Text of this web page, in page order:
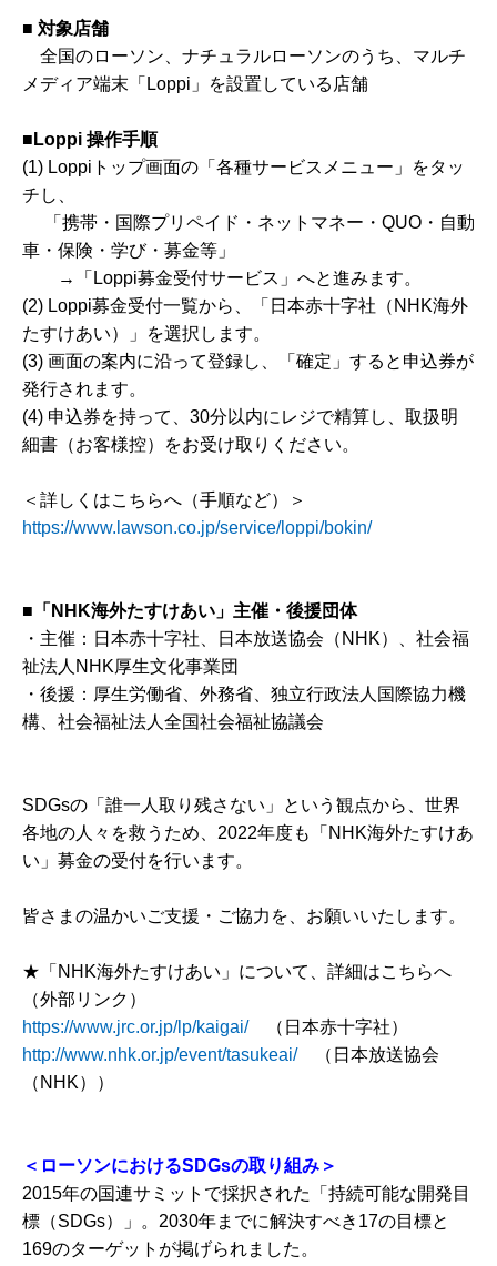
■ 対象店舗
全国のローソン、ナチュラルローソンのうち、マルチ
メディア端末「Loppi」を設置している店舗
■Loppi 操作手順
(1) Loppiトップ画面の「各種サービスメニュー」をタッ
チし、
「携帯・国際プリペイド・ネットマネー・QUO・自動
車・保険・学び・募金等」
→「Loppi募金受付サービス」へと進みます。
(2) Loppi募金受付一覧から、「日本赤十字社（NHK海外
たすけあい）」を選択します。
(3) 画面の案内に沿って登録し、「確定」すると申込券が
発行されます。
(4) 申込券を持って、30分以内にレジで精算し、取扱明
細書（お客様控）をお受け取りください。
＜詳しくはこちらへ（手順など）＞
https://www.lawson.co.jp/service/loppi/bokin/
■「NHK海外たすけあい」主催・後援団体
・主催：日本赤十字社、日本放送協会（NHK）、社会福
祉法人NHK厚生文化事業団
・後援：厚生労働省、外務省、独立行政法人国際協力機
構、社会福祉法人全国社会福祉協議会
SDGsの「誰一人取り残さない」という観点から、世界
各地の人々を救うため、2022年度も「NHK海外たすけあ
い」募金の受付を行います。
皆さまの温かいご支援・ご協力を、お願いいたします。
★「NHK海外たすけあい」について、詳細はこちらへ
（外部リンク）
https://www.jrc.or.jp/lp/kaigai/（日本赤十字社）
http://www.nhk.or.jp/event/tasukeai/（日本放送協会
（NHK））
＜ローソンにおけるSDGsの取り組み＞
2015年の国連サミットで採択された「持続可能な開発目
標（SDGs）」。2030年までに解決すべき17の目標と
169のターゲットが掲げられました。